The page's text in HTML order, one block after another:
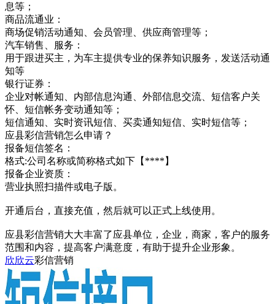
息等；
商品流通业：
商场促销活动通知、会员管理、供应商管理等；
汽车销售、服务：
用于跟进买主，为车主提供专业的保养知识服务，发送活动通
知等
银行证券：
企业对帐通知、内部信息沟通、外部信息交流、短信客户关
怀、短信帐务变动通知等；
短信通知、实时资讯短信、买卖通知短信、实时短信等；
应县彩信营销怎么申请？
报备短信签名：
格式:公司名称或简称格式如下【****】
报备企业资质：
营业执照扫描件或电子版。
开通后台，直接充值，然后就可以正式上线使用。
应县彩信营销大大丰富了应县单位，企业，商家，客户的服务
范围和内容，提高客户满意度，有助于提升企业形象。
欣欣云彩信营销